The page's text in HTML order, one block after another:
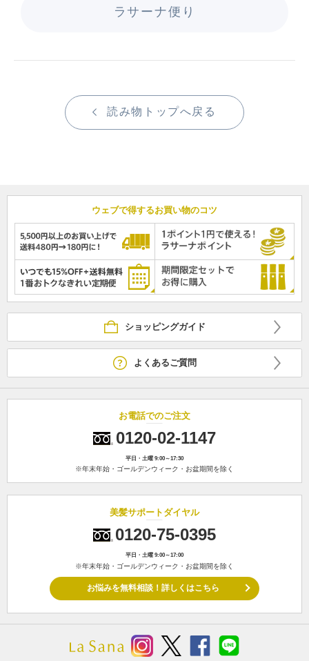
ラサーナ便り
読み物トップへ戻る
ウェブで得するお買い物のコツ
ショッピングガイド
よくあるご質問
お電話でのご注文
0120-02-1147
平日・土曜 9:00～17:30
※年末年始・ゴールデンウィーク・お盆期間を除く
美髪サポートダイヤル
0120-75-0395
平日・土曜 9:00～17:00
※年末年始・ゴールデンウィーク・お盆期間を除く
お悩みを無料相談！詳しくはこちら